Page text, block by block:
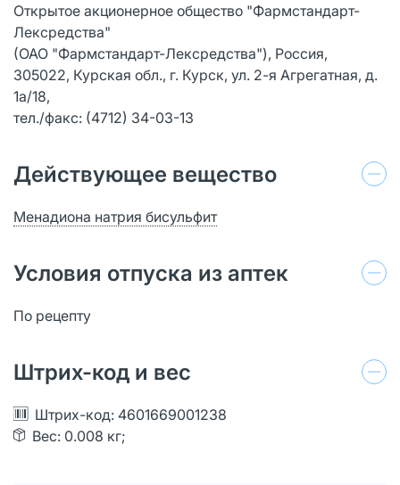
Открытое акционерное общество "Фармстандарт-
Лексредства"
(ОАО "Фармстандарт-Лексредства"), Россия,
305022, Курская обл., г. Курск, ул. 2-я Агрегатная, д.
1а/18,
тел./факс: (4712) 34-03-13
Действующее вещество
Менадиона натрия бисульфит
Условия отпуска из аптек
По рецепту
Штрих-код и вес
Штрих-код: 4601669001238
Вес: 0.008 кг;